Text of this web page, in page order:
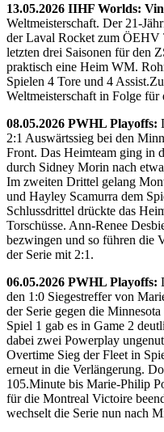
13.05.2026 IIHF Worlds:
Weltmeisterschaft. Der 21-
der Laval Rocket zum ÖEHV
letzten drei Saisonen für den
praktisch eine Heim WM.
Spielen 4 Tore und 4
Weltmeisterschaft in Folge für
08.05.2026 PWHL Playoffs:
2:1 Auswärtssieg bei den
Front. Das Heimteam ging in
durch Sidney Morin nach
Im zweiten Drittel gelang
und Hayley Scamurra dem
Schlussdrittel drückte das
Torschüsse. Ann-Renee
bezwingen und so führen die
der Serie mit 2:1.
06.05.2026 PWHL Playoffs:
den 1:0 Siegestreffer von
der Serie gegen die
Spiel 1 gab es in Game 2
dabei zwei Powerplay
Overtime Sieg der Fleet in
erneut in die Verlängerung.
105.Minute bis Marie-Philip
für die Montreal Victoire
wechselt die Serie nun nach